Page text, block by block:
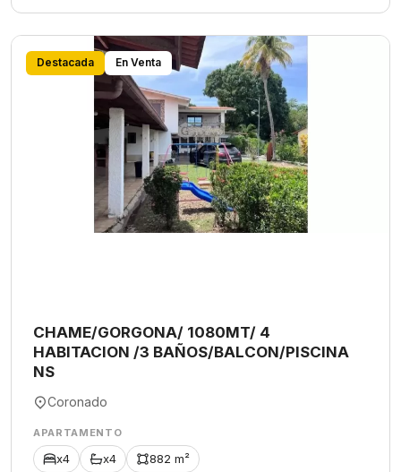
Destacada En Venta
CHAME/GORGONA/ 1080MT/ 4
HABITACION /3 BAÑOS/BALCON/PISCINA
NS
Coronado
APARTAMENTO
x4 x4 882 m²